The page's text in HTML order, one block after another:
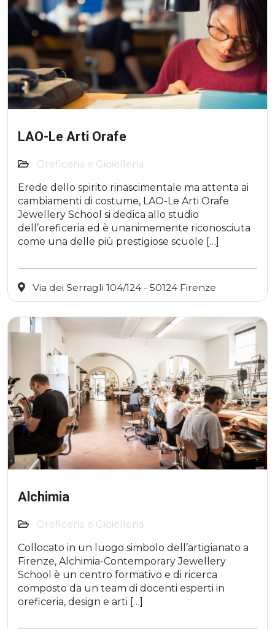
LAO-Le Arti Orafe
Oreficeria e Gioielleria
Erede dello spirito rinascimentale ma attenta ai
cambiamenti di costume, LAO-Le Arti Orafe
Jewellery School si dedica allo studio
dell’oreficeria ed è unanimemente riconosciuta
come una delle più prestigiose scuole […]
Via dei Serragli 104/124 - 50124 Firenze
Alchimia
Oreficeria e Gioielleria
Collocato in un luogo simbolo dell’artigianato a
Firenze, Alchimia-Contemporary Jewellery
School è un centro formativo e di ricerca
composto da un team di docenti esperti in
oreficeria, design e arti […]